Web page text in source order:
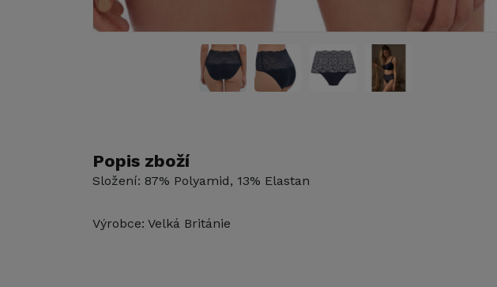
Popis zboží
Složení: 87% Polyamid, 13% Elastan
Výrobce: Velká Británie